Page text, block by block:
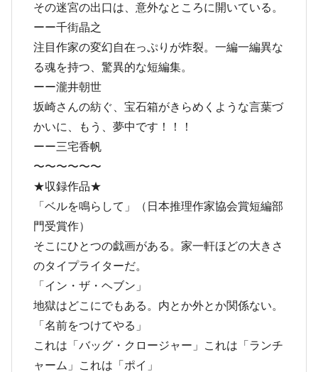
その迷宮の出口は、意外なところに開いている。
ーー千街晶之
注目作家の変幻自在っぷりが炸裂。一編一編異な
る魂を持つ、驚異的な短編集。
ーー瀧井朝世
坂崎さんの紡ぐ、宝石箱がきらめくような言葉づ
かいに、もう、夢中です！！！
ーー三宅香帆
〜〜〜〜〜〜
★収録作品★
「ベルを鳴らして」（日本推理作家協会賞短編部
門受賞作）
そこにひとつの戯画がある。家一軒ほどの大きさ
のタイプライターだ。
「イン・ザ・ヘブン」
地獄はどこにでもある。内とか外とか関係ない。
「名前をつけてやる」
これは「バッグ・クロージャー」これは「ランチ
ャーム」これは「ポイ」